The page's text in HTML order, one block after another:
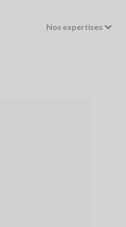
Nos expertises